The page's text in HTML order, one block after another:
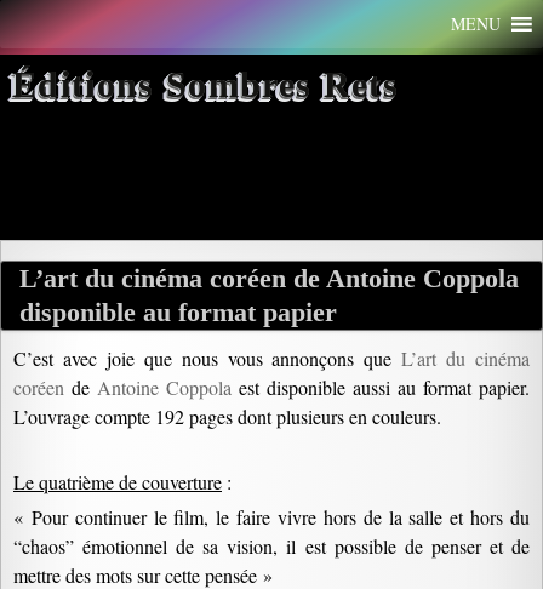
Aller
au
contenu
MENU
Éditions Sombres Rets
Archives par mot-clé : tradition
L’art du cinéma coréen de Antoine Coppola
disponible au format papier
C’est avec joie que nous vous annonçons queL’art du cinéma
coréen de Antoine Coppola est disponible aussi au format papier.
L’ouvrage compte 192 pages dont plusieurs en couleurs.
Le quatrième de couverture :
« Pour continuer le film, le faire vivre hors de la salle et hors du
“chaos” émotionnel de sa vision, il est possible de penser et de
mettre des mots sur cette pensée »